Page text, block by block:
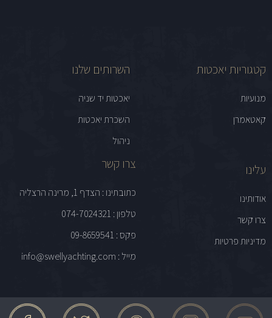
קטגוריות יאכטות
מנועיות
קאטאמרן
השרותים שלנו
יאכטות יד שניה
השכרת יאכטות
ניהול
עלינו
אודותינו
צרו קשר
מדיניות פרטיות
צרו קשר
כתובתינו : הצדף 1, מרינה הרצליה
טלפון : 074-7024321
פקס : 09-8659541
מייל : info@swellyachting.com